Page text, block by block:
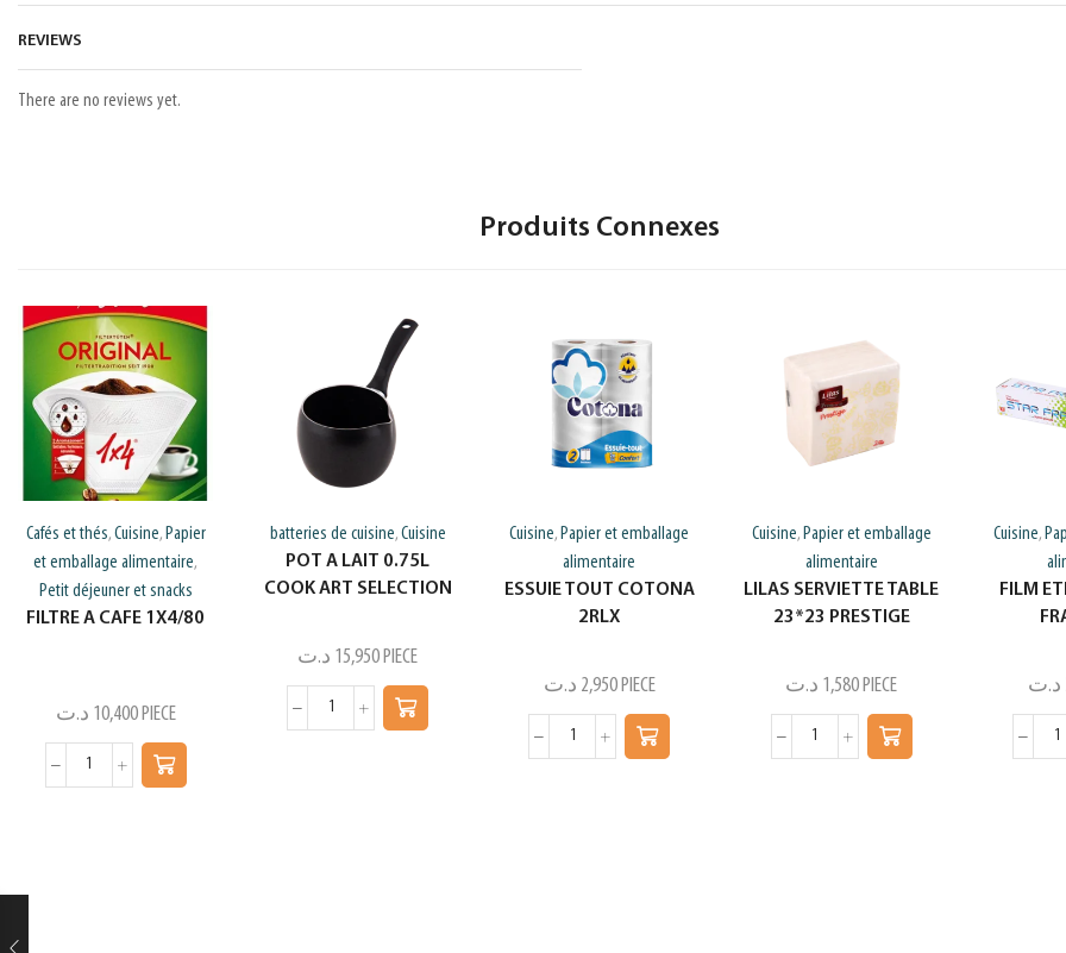
REVIEWS
There are no reviews yet.
Produits Connexes
Cafés et thés, Cuisine, Papier
et emballage alimentaire,
Petit déjeuner et snacks
FILTRE A CAFE 1X4/80
10,400 د.ت PIECE
batteries de cuisine, Cuisine
POT A LAIT 0.75L
COOK ART SELECTION
15,950 د.ت PIECE
Cuisine,Papier et emballage
alimentaire
ESSUIE TOUT COTONA
2RLX
2,950 د.ت PIECE
Cuisine, Papier et emballage
alimentaire
LILAS SERVIETTE TABLE
23*23 PRESTIGE
1,580 د.ت PIECE
Cuisine,
FILM
د.ت